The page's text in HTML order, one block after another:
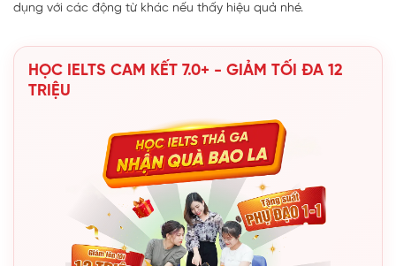
dụng với các động từ khác nếu thấy hiệu quả nhé.
HỌC IELTS CAM KẾT 7.0+ - GIẢM TỐI ĐA 12
TRIỆU